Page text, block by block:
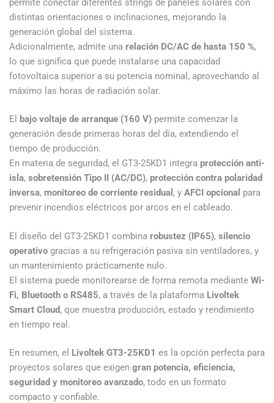
distintas orientaciones o inclinaciones, mejorando la
generación global del sistema.
Adicionalmente, admite una relación DC/AC de hasta 150 %,
lo que significa que puede instalarse una capacidad
fotovoltaica superior a su potencia nominal, aprovechando al
máximo las horas de radiación solar.
El bajo voltaje de arranque (160 V) permite comenzar la
generación desde primeras horas del día, extendiendo el
tiempo de producción.
En materia de seguridad, el GT3-25KD1 integra protección anti-
isla, sobretensión Tipo II (AC/DC), protección contra polaridad
inversa, monitoreo de corriente residual , y AFCI opcional para
prevenir incendios eléctricos por arcos en el cableado.
El diseño del GT3-25KD1 combina robustez (IP65), silencio
operativo gracias a su refrigeración pasiva sin ventiladores, y
un mantenimiento prácticamente nulo.
El sistema puede monitorearse de forma remota mediante Wi-
Fi, Bluetooth o RS485, a través de la plataforma Livoltek
Smart Cloud, que muestra producción, estado y rendimiento
en tiempo real.
En resumen, el Livoltek GT3-25KD1 es la opción perfecta para
proyectos solares que exigen gran potencia, eficiencia,
seguridad y monitoreo avanzado, todo en un formato
compacto y confiable.